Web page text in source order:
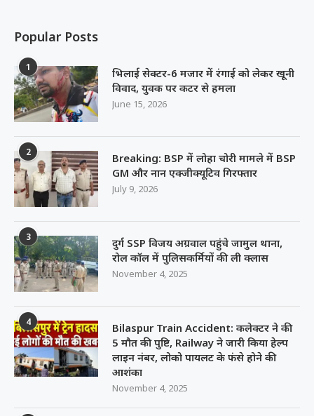
Popular Posts
1
भिलाई सेक्टर-6 मजार में रंगाई को लेकर खूनी
विवाद, युवक पर कटर से हमला
June 15, 2026
2
Breaking: BSP में लोहा चोरी मामले में BSP
GM और नान एक्जीक्यूटिव गिरफ्तार
July 9, 2026
3
दुर्ग SSP विजय अग्रवाल पहुंचे जामुल थाना,
रोल कॉल में पुलिसकर्मियों की ली क्लास
November 4, 2025
4
Bilaspur Train Accident: कलेक्टर ने की
5 मौत की पुष्टि, Railway ने जारी किया हेल्प
लाइन नंबर, लोको पायलट के फंसे होने की
आशंका
November 4, 2025